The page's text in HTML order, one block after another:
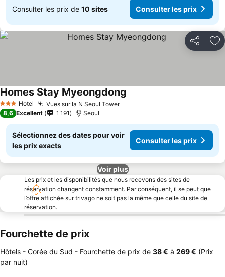
Consulter les prix de 10 sites Consulter les prix
Partager
3 ÉtoilesHotel Vues sur la N Seoul TowerConsulter les prix
Homes Stay Myeongdong
8,6 Excellent 1 191 Seoul
Sélectionnez des dates pour voir
les prix exacts
Consulter les prix
Voir plus
Les prix et les disponibilités que nous recevons des sites de
réservation changent constamment. Par conséquent, il se peut que
l’offre affichée sur trivago ne soit pas la même que celle du site de
réservation.
Fourchette de prix
Hôtels - Corée du Sud - Fourchette de prix de ‎38 € à ‎269 € (Prix
par nuit)